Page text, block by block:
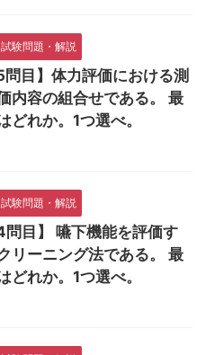
験問題・解説
目】体力評価における測
内容の組合せである。 最
どれか。1つ選べ。
験問題・解説
目】 嚥下機能を評価す
リーニング法である。 最
どれか。1つ選べ。